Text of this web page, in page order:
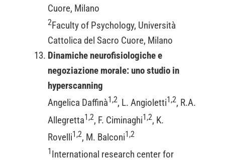
Cuore, Milano
2Faculty of Psychology, Università
Cattolica del Sacro Cuore, Milano
Dinamiche neurofisiologiche e
negoziazione morale: uno studio in
hyperscanning
Angelica Daffinà1,2, L. Angioletti1,2, R.A.
Allegretta1,2, F. Ciminaghi1,2, K.
Rovelli1,2, M. Balconi1,2
1 International research center for